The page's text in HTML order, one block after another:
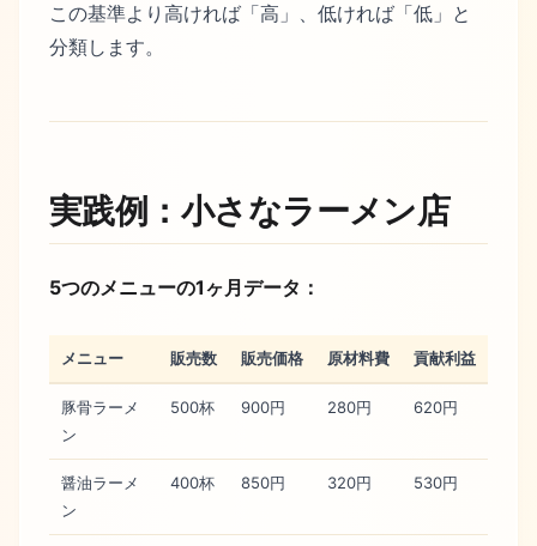
この基準より高ければ「高」、低ければ「低」と
分類します。
実践例：小さなラーメン店
5つのメニューの1ヶ月データ：
メニュー 販売数 販売価格 原材料費 貢献利益
豚骨ラーメ
ン
500杯 900円 280円 620円
醤油ラーメ
ン
400杯 850円 320円 530円